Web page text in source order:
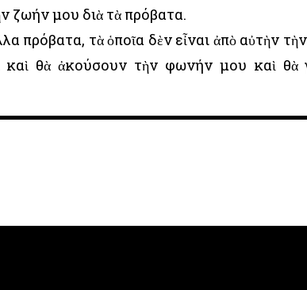
ζωήν μου διὰ τὰ πρόβατα.
πρόβατα, τὰ ὁποῖα δὲν εἶναι ἀπὸ αὐτὴν
καὶ θὰ ἀκούσουν τὴν φωνήν μου καὶ θὰ